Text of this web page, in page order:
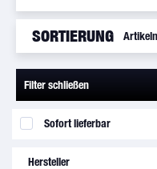
SORTIERUNG
Filter schließen
Sofort lieferbar
Hersteller